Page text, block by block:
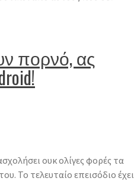
πορνό, ας
ουκ ολίγες φορές τα
Το τελευταίο επεισόδιο έχει